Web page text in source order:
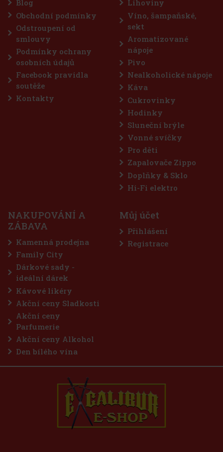
provedení ji můžete mít stále po ruce – v autě,
DPH 57 Kč
Do košíku
Sleva: 43%
Extreme dražé dóza 64 g
Extreme jsou bezcukrové žvýkačky určené pro
kteří vyhledávají maximálně intenzivní mentolové
Silná kombinace chladivých mentolových tónů přináší
pocit svěžesti a dlouhotrvající svěží dech. Praktická dóza
DPH 57 Kč
Blog
Obchodní podmínky
Odstroupení od
smlouvy
Podmínky ochrany
osobních údajů
Facebook pravidla
soutěže
Kontakty
Lihoviny
Víno, šampaňské,
sekt
Aromatizované
nápoje
Pivo
Nealkoholické nápoje
Káva
Cukrovinky
Hodinky
Sluneční brýle
Vonné svíčky
Pro děti
Zapalovače Zippo
Doplňky & Sklo
Hi-Fi elektro
NAKUPOVÁNÍ A
ZÁBAVA
Kamenná prodejna
Family City
Dárkové sady -
ideální dárek
Kávové likéry
Akční ceny Sladkosti
Akční ceny
Parfumerie
Akční ceny Alkohol
Den bílého vína
Můj účet
Přihlášení
Registrace